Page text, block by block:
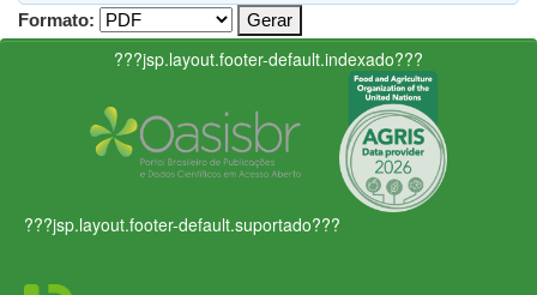
Formato:
???jsp.layout.footer-default.indexado???
???jsp.layout.footer-default.suportado???